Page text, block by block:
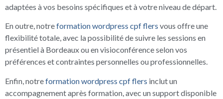
adaptées à vos besoins spécifiques et à votre niveau de départ.
En outre, notreformation wordpress cpf flers vous offre une
flexibilité totale, avec la possibilité de suivre les sessions en
présentiel à Bordeaux ou en visioconférence selon vos
préférences et contraintes personnelles ou professionnelles.
Enfin, notreformation wordpress cpf flers inclut un
accompagnement après formation, avec un support disponible